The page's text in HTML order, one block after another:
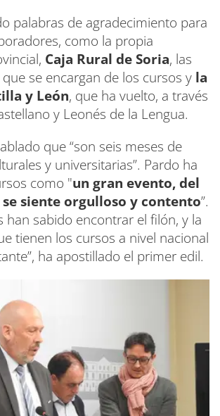
palabras de agradecimiento para
como la propia
Caja Rural de Soria, las
se encargan de los cursos y la
y León, que ha vuelto, a través
y Leonés de la Lengua.
que “son seis meses de
y universitarias”. Pardo ha
como "un gran evento, del
se siente orgulloso y contento”.
han sabido encontrar el filón, y la
tienen los cursos a nivel nacional
ha apostillado el primer edil.